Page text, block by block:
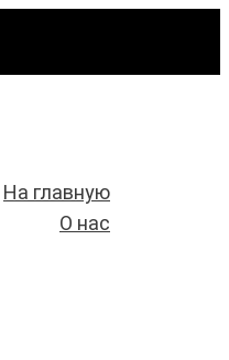
На главную
О нас